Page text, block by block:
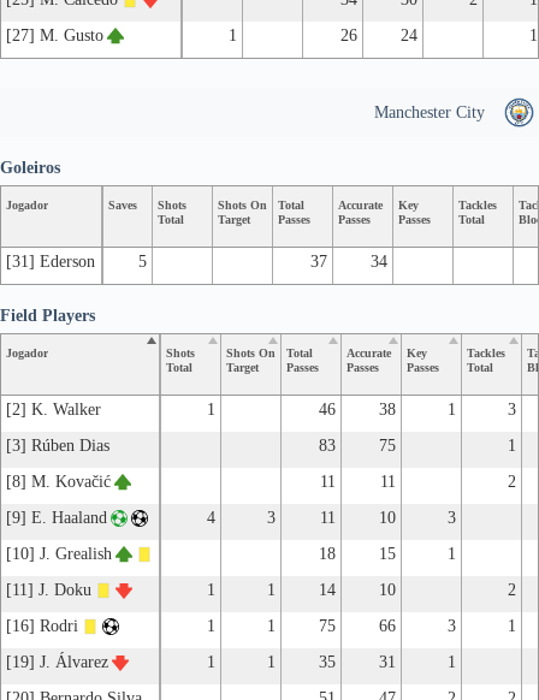
[27] M. Gusto
1 26 24 1
Manchester City
Jogador Saves
Shots
Total
Shots On
Target
Total
Passes
Accurate
Passes
Key
Passes
Tackles
Total
[31] Ederson 5 37 34
Goleiros
Jogador
Shots
Total
Shots On
Target
Total
Passes
Accurate
Passes
Key
Passes
Tackles
Total
[2] K. Walker 1 46 38 1
3
[3] Rúben Dias
83 75
1
[8] M. Kovačić
11 11
2
[9] E. Haaland
4 3 11 10
3
[10] J. Grealish
18 15
1
[11] J. Doku
1 1 14 10
2
[16] Rodri
1 1 75 66 3
1
[19] J. Álvarez
1 1 35 31
1
Field Players